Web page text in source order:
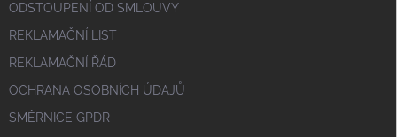
ODSTOUPENÍ OD SMLOUVY
REKLAMAČNÍ LIST
REKLAMAČNÍ ŘÁD
OCHRANA OSOBNÍCH ÚDAJŮ
SMĚRNICE GPDR